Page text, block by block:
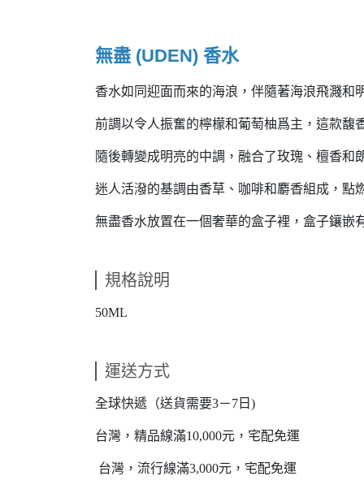
無盡 (UDEN) 香水
香水如同迎面而來的海浪，伴隨著海浪飛濺和
前調以令人振奮的檸檬和葡萄柚爲主，這款馥
隨後轉變成明亮的中調，融合了玫瑰、檀香和
迷人活潑的基調由香草、咖啡和麝香組成，點
無盡香水放置在一個奢華的盒子裡，盒子鑲嵌
規格說明
50ML
運送方式
全球快遞（送貨需要3－7日)
台灣，精品線滿10,000元，宅配免運
台灣，流行線滿3,000元，宅配免運